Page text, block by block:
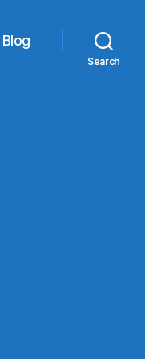
Blog
Search